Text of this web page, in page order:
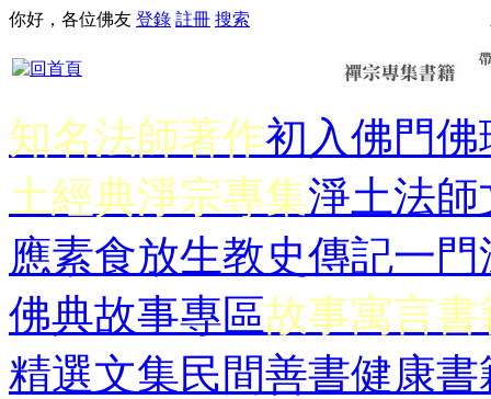
你好，各位佛友 登錄 註冊 搜索
知名法師著作初入佛門佛
土經典淨宗專集淨土法師
應素食放生教史傳記一門
佛典故事專區故事寓言書
精選文集民間善書健康書